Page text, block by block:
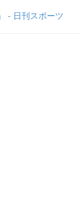
- 日刊スポーツ